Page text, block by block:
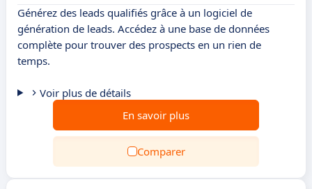
Générez des leads qualifiés grâce à un logiciel de
génération de leads. Accédez à une base de données
complète pour trouver des prospects en un rien de
temps.
Voir plus de détails
En savoir plus
Comparer